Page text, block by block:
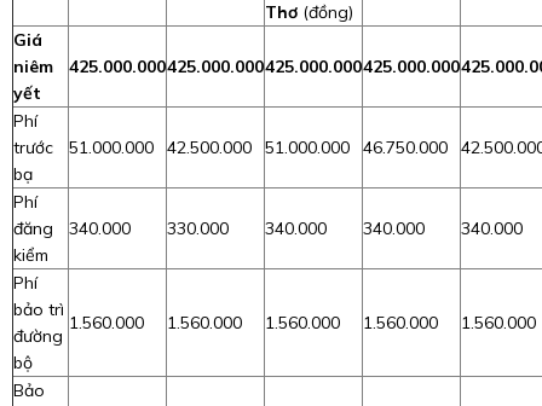
Thơ (đồng)
Giá
niêm
yết
425.000.000425.000.000425.000.000425.000.000
Phí
trước
bạ
51.000.000 42.500.000 51.000.000 46.750.000
Phí
đăng
kiểm
340.000 330.000 340.000 340.000 340.000
Phí
bảo trì
đường
bộ
1.560.000 1.560.000 1.560.000 1.560.000 1.560.000
Bảo